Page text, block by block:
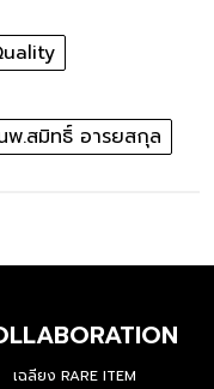
พ.สมิทธิ์ อารยสกุล
เฉลียง RARE ITEM